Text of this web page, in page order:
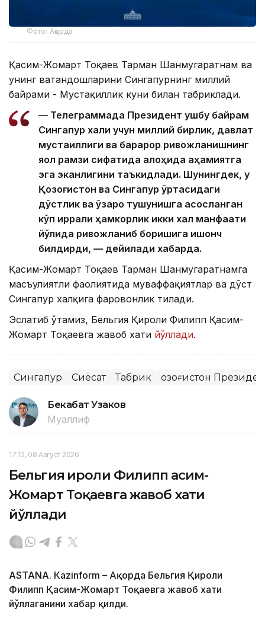
Фото: Ақорда
Қасим-Жомарт Тоқаев Тарман Шанмугаратнам ва
унинг ватандошларини Сингапурнинг миллий
байрами - Мустақиллик куни билан табриклади.
— Телеграммада Президент ушбу байрам
Сингапур халқи учун миллий бирлик, давлат
мустақиллиги ва барқарор ривожланишнинг
яққол рамзи сифатида алоҳида аҳамиятга
эга эканлигини таъкидлади. Шунингдек, у
Қозоғистон ва Сингапур ўртасидаги
дўстлик ва ўзаро тушунишга асосланган
кўп қиррали ҳамкорлик икки халқ манфаати
йўлида ривожланиб боришига ишонч
билдирди, — дейилади хабарда.
Қасим-Жомарт Тоқаев Тарман Шанмугаратнамга
масъулиятли фаолиятида муваффақиятлар ва дўст
Сингапур халқига фаровонлик тилади.
Эслатиб ўтамиз, Бельгия Қироли Филипп Қасим-
Жомарт Тоқаевга жавоб хати йўллади.
Сингапур Сиёсат Табрик Қозоғистон
Бекабат Узаков
Муаллиф
17:12, 08 Август 2026
Бельгия Қироли Филипп Қасим-
Жомарт Тоқаевга жавоб хати
йўллади
ASTANА. Кazinform – Ақорда Бельгия Қироли
Филипп Қасим-Жомарт Тоқаевга жавоб хати
йўллаганини хабар қилди.